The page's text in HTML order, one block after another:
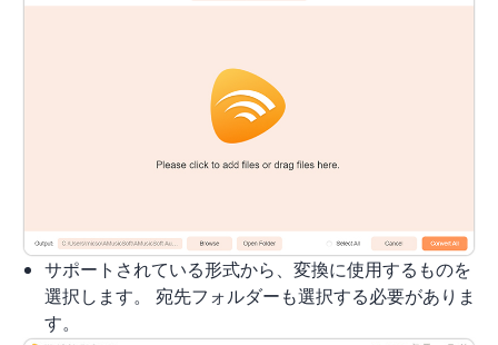
サポートされている形式から、変換に使用するものを
選択します。 宛先フォルダーも選択する必要がありま
す。